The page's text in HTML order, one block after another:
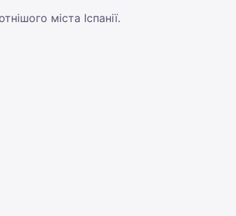
міста Іспанії.